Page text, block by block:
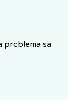
problema sa